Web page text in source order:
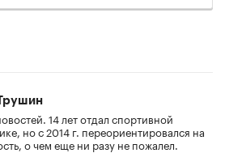
14 лет отдал спортивной
но с 2014 г. переориентировался на
о чем еще ни разу не пожалел.